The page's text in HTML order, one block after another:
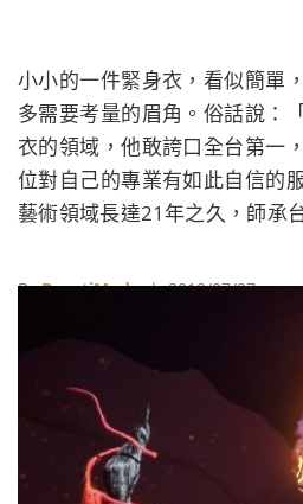
小小的一件緊身衣，看似簡單
多需要考量的眉角。俗話說：
衣的領域，他敢誇口全台第一
位對自己的專業有如此自信的
藝術領域長達21年之久，師承
忠志等人合作，他是林秉豪，
造型設計總監，也是第一屆臺
服設計師，這次他要與
ByBeautiMode| 2019/07/27